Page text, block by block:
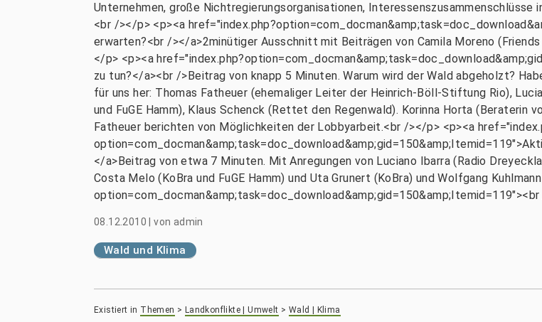
Unternehmen, große Nichtregierungsorganisationen, Interessenszusammenschlüsse
<br /></p> <p><a
erwarten?<br /></a>2minütiger Ausschnitt mit Beiträgen von Camila Moreno
</p> <p><a
zu tun?</a><br />Beitrag von knapp 5 Minuten. Warum wird der Wald abgeholzt?
für uns her: Thomas Fatheuer (ehemaliger Leiter der Heinrich-Böll-Stiftung Rio),
und FuGE Hamm), Klaus Schenck (Rettet den Regenwald). Korinna Horta (Beraterin
Fatheuer berichten von Möglichkeiten der Lobbyarbeit.<br /></p> <p><a
</a>Beitrag von etwa 7 Minuten. Mit Anregungen von Luciano Ibarra (Radio
Costa Melo (KoBra und FuGE Hamm) und Uta Grunert (KoBra) und Wolfgang
08.12.2010 |von admin
Wald und Klima
Existiert in Themen > Landkonflikte | Umwelt > Wald | Klima